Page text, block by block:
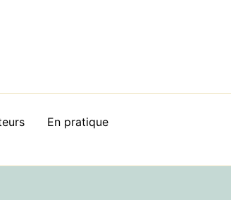
En pratique